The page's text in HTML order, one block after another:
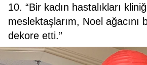
10. “Bir kadın hastalıkları
meslektaşlarım, Noel ağacını
dekore etti.”